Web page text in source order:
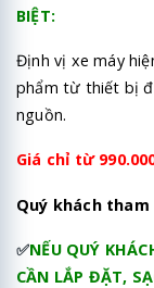
BIỆT:
Định vị xe máy
phẩm từ thiết bị
nguồn.
Giá chỉ từ
Quý khách
✅NẾU QUÝ
CẦN LẮP ĐẶT,